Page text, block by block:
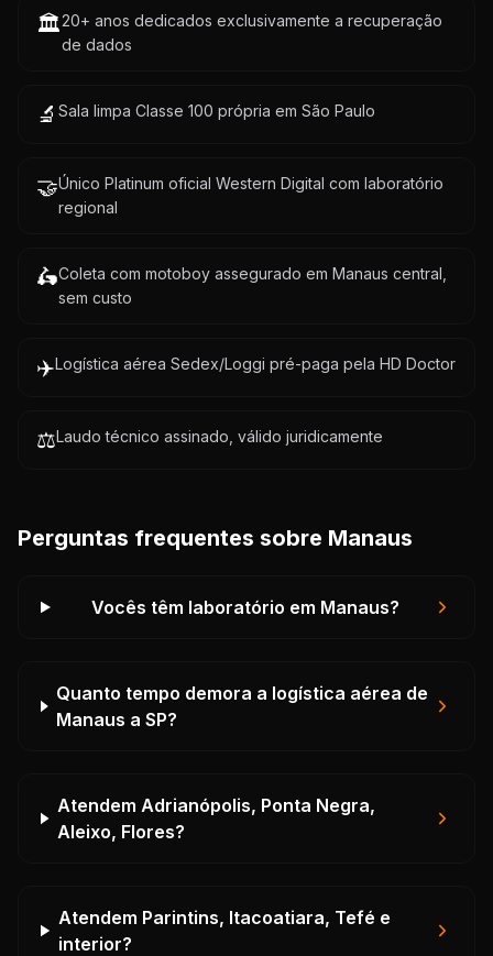
🏛️20+ anos dedicados exclusivamente a recuperação
de dados
🔬 Sala limpa Classe 100 própria em São Paulo
🤝Único Platinum oficial Western Digital com laboratório
regional
🛵Coleta com motoboy assegurado em Manaus central,
sem custo
✈️Logística aérea Sedex/Loggi pré-paga pela HD Doctor
⚖️Laudo técnico assinado, válido juridicamente
Perguntas frequentes sobre Manaus
Vocês têm laboratório em Manaus?
Quanto tempo demora a logística aérea de
Manaus a SP?
Atendem Adrianópolis, Ponta Negra,
Aleixo, Flores?
Atendem Parintins, Itacoatiara, Tefé e
interior?